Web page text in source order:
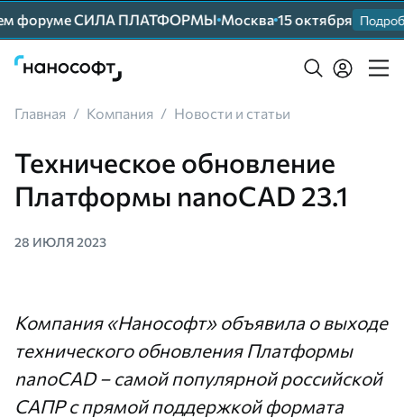
форуме СИЛА ПЛАТФОРМЫ Москва 15 октября
Главная / Компания / Новости и статьи
Техническое обновление
Платформы nanoCAD 23.1
28 ИЮЛЯ 2023
Компания «Нанософт» объявила о выходе
технического обновления Платформы
nanoCAD – самой популярной российской
САПР с прямой поддержкой формата